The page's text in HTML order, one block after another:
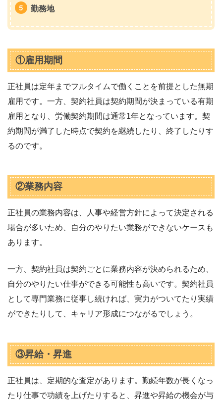
勤務地
①雇用期間
正社員は定年までフルタイムで働くことを前提とした無期
雇用です。一方、契約社員は契約期間が決まっている有期
雇用となり、労働契約期間は通常1年となっています。契
約期間が満了した時点で契約を継続したり、終了したりす
るのです。
②業務内容
正社員の業務内容は、人事や経営方針によって決定される
場合が多いため、自分のやりたい業務ができないケースも
あります。
一方、契約社員は契約ごとに業務内容が決められるため、
自分のやりたい仕事ができる可能性も高いです。契約社員
として専門業務に従事し続ければ、実力がついてたり実績
ができたりして、キャリア形成につながるでしょう。
③昇給・昇進
正社員は、定期的な査定があります。勤続年数が長くなっ
たり仕事で功績を上げたりすると、昇進や昇給の機会が与